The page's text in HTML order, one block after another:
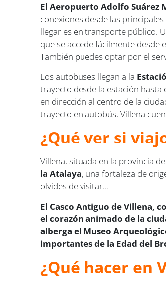
El Aeropuerto Adolfo Suárez
conexiones desde las
llegar es en transporte público.
que se accede fácilmente
También puedes optar por el
Los autobuses llegan a la
trayecto desde la estación hasta
en dirección al centro de la
trayecto en autobús, Villena
¿Qué ver si
Villena, situada en la provincia
la Atalaya, una fortaleza de
olvides de visitar…
El Casco Antiguo de Villena,
el corazón animado de la
alberga el Museo
importantes de la Edad del
¿Qué hacer en